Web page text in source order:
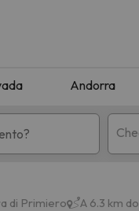
Andorra
de montanha
di Primiero A 6.3 km